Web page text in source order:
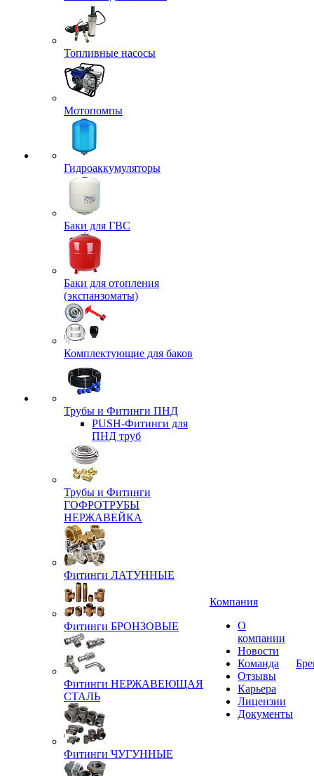
Топливные насосы
Мотопомпы
Гидроаккумуляторы
Баки для ГВС
Баки для отопления
(экспанзоматы)
Комплектующие для баков
Трубы и Фитинги ПНД
PUSH-Фитинги для
ПНД труб
Трубы и Фитинги
ГОФРОТРУБЫ
НЕРЖАВЕЙКА
Фитинги ЛАТУННЫЕ
Фитинги БРОНЗОВЫЕ
Фитинги НЕРЖАВЕЮЩАЯ
СТАЛЬ
Фитинги ЧУГУННЫЕ
Компания
О
компании
Новости
Команда
Отзывы
Карьера
Лицензии
Документы